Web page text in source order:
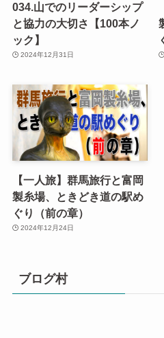
034.山でのリーダーシップ
と協力の大切さ【100本ノ
ック】
2024年12月31日
【一人旅】群馬旅行と富岡
製糸場、ときどき道の駅め
ぐり（前の章）
2024年12月24日
ブログ村